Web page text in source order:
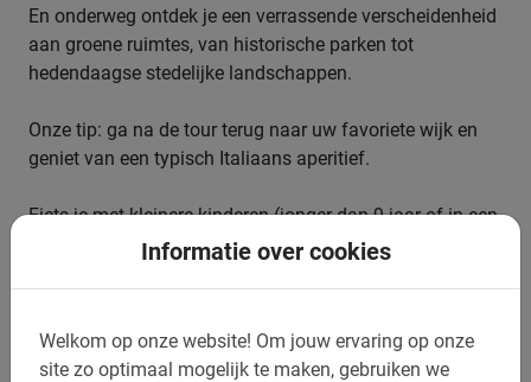
Informatie over cookies
Welkom op onze website! Om jouw ervaring op onze
site zo optimaal mogelijk te maken, gebruiken we
En onderweg ontdek je een verrassende verscheidenheid
aan groene ruimtes, van historische parken tot
hedendaagse stedelijke landschappen.
Onze tip: ga na de tour terug naar uw favoriete wijk en
geniet van een typisch Italiaans aperitief.
Fiets je met kleinere kinderen (jonger dan 9 jaar of in een
kinderzitje)? Kies dan voor eenprivé tourvoor de leukste